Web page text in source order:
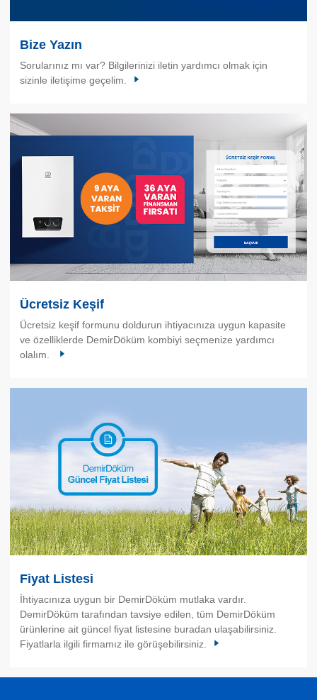
Bize Yazın
Sorularınız mı var? Bilgilerinizi iletin yardımcı olmak için
sizinle iletişime geçelim.
Ücretsiz Keşif
Ücretsiz keşif formunu doldurun ihtiyacınıza uygun kapasite
ve özelliklerde DemirDöküm kombiyi seçmenize yardımcı
olalım.
Fiyat Listesi
İhtiyacınıza uygun bir DemirDöküm mutlaka vardır.
DemirDöküm tarafından tavsiye edilen, tüm DemirDöküm
ürünlerine ait güncel fiyat listesine buradan ulaşabilirsiniz.
Fiyatlarla ilgili firmamız ile görüşebilirsiniz.